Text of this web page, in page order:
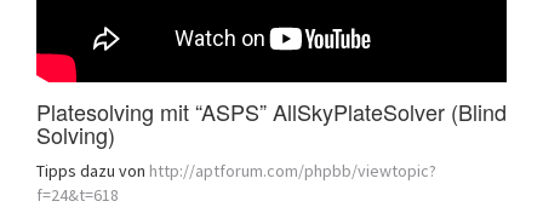
Platesolving mit “ASPS” AllSkyPlateSolver (Blind
Solving)
Tipps dazu von http://aptforum.com/phpbb/viewtopic?
f=24&t=618